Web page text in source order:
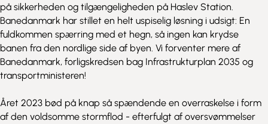
på sikkerheden og tilgængeligheden på Haslev Station.
Banedanmark har stillet en helt uspiselig løsning i udsigt: En
fuldkommen spærring med et hegn, så ingen kan krydse
banen fra den nordlige side af byen. Vi forventer mere af
Banedanmark, forligskredsen bag Infrastrukturplan 2035 og
transportministeren!
Året 2023 bød på knap så spændende en overraskelse i form
af den voldsomme stormflod - efterfulgt af oversvømmelser